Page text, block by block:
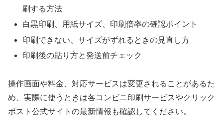
刷する方法
白黒印刷、用紙サイズ、印刷倍率の確認ポイント
印刷できない、サイズがずれるときの見直し方
印刷後の貼り方と発送前チェック
操作画面や料金、対応サービスは変更されることがあるた
め、実際に使うときは各コンビニ印刷サービスやクリック
ポスト公式サイトの最新情報も確認してください。